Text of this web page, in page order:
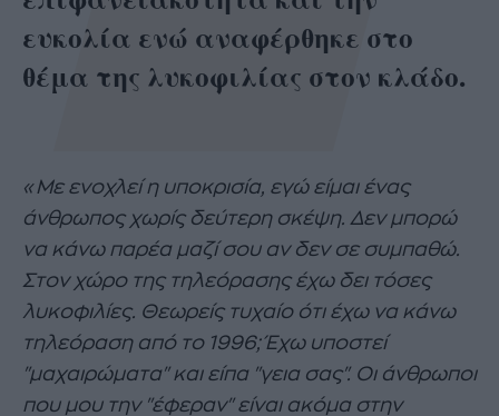
ευκολία ενώ αναφέρθηκε στο
θέμα της λυκοφιλίας στον κλάδο.
«Με ενοχλεί η υποκρισία, εγώ είμαι ένας
άνθρωπος χωρίς δεύτερη σκέψη. Δεν μπορώ
να κάνω παρέα μαζί σου αν δεν σε συμπαθώ.
Στον χώρο της τηλεόρασης έχω δει τόσες
λυκοφιλίες. Θεωρείς τυχαίο ότι έχω να κάνω
τηλεόραση από το 1996; Έχω υποστεί
"μαχαιρώματα" και είπα "γεια σας". Οι άνθρωποι
που μου την "έφεραν" είναι ακόμα στην